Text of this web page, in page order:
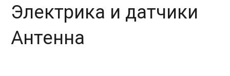
Электрика и датчики
Антенна